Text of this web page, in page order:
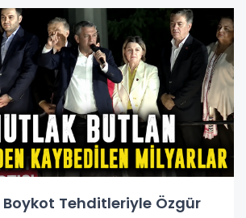
Tehditleriyle Özgür